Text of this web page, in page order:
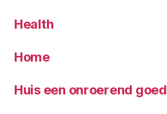
Health
Home
Huis een onroerend goed